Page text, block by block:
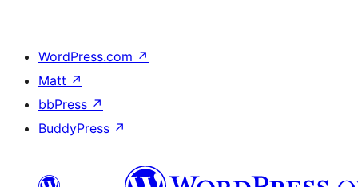
WordPress.com ↗
Matt ↗
bbPress ↗
BuddyPress ↗